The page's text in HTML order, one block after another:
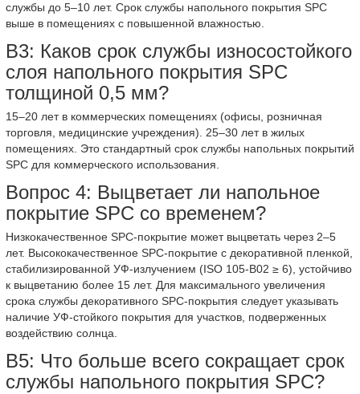
службы до 5–10 лет. Срок службы напольного покрытия SPC
выше в помещениях с повышенной влажностью.
В3: Каков срок службы износостойкого
слоя напольного покрытия SPC
толщиной 0,5 мм?
15–20 лет в коммерческих помещениях (офисы, розничная
торговля, медицинские учреждения). 25–30 лет в жилых
помещениях. Это стандартный срок службы напольных покрытий
SPC для коммерческого использования.
Вопрос 4: Выцветает ли напольное
покрытие SPC со временем?
Низкокачественное SPC-покрытие может выцветать через 2–5
лет. Высококачественное SPC-покрытие с декоративной пленкой,
стабилизированной УФ-излучением (ISO 105-B02 ≥ 6), устойчиво
к выцветанию более 15 лет. Для максимального увеличения
срока службы декоративного SPC-покрытия следует указывать
наличие УФ-стойкого покрытия для участков, подверженных
воздействию солнца.
В5: Что больше всего сокращает срок
службы напольного покрытия SPC?